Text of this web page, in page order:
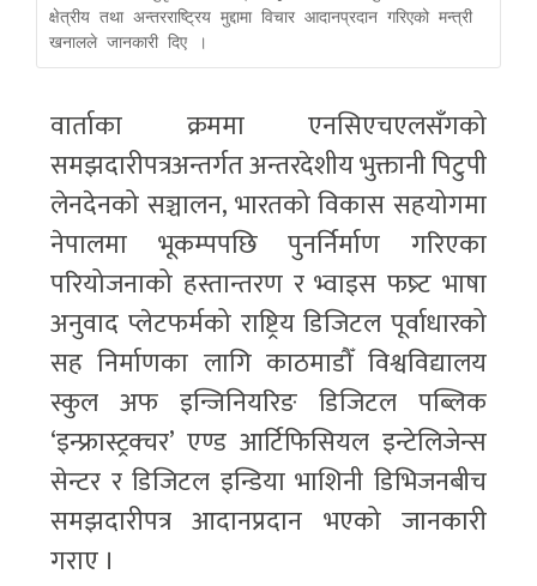
क्षेत्रीय तथा अन्तरराष्ट्रिय मुद्दामा विचार आदानप्रदान गरिएको मन्त्री
खनालले जानकारी दिए ।
वार्ताका क्रममा एनसिएचएलसँगको
समझदारीपत्रअन्तर्गत अन्तरदेशीय भुक्तानी पिटुपी
लेनदेनको सञ्चालन, भारतको विकास सहयोगमा
नेपालमा भूकम्पपछि पुनर्निर्माण गरिएका
परियोजनाको हस्तान्तरण र भ्वाइस फष्र्ट भाषा
अनुवाद प्लेटफर्मको राष्ट्रिय डिजिटल पूर्वाधारको
सह निर्माणका लागि काठमाडौँ विश्वविद्यालय
स्कुल अफ इन्जिनियरिङ डिजिटल पब्लिक
‘इन्फ्रास्ट्रक्चर’ एण्ड आर्टिफिसियल इन्टेलिजेन्स
सेन्टर र डिजिटल इन्डिया भाशिनी डिभिजनबीच
समझदारीपत्र आदानप्रदान भएको जानकारी
गराए ।